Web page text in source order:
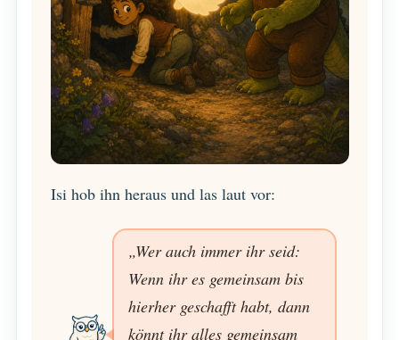
Isi hob ihn heraus und las laut vor:
„Wer auch immer ihr seid:
Wenn ihr es gemeinsam bis
hierher geschafft habt, dann
könnt ihr alles gemeinsam